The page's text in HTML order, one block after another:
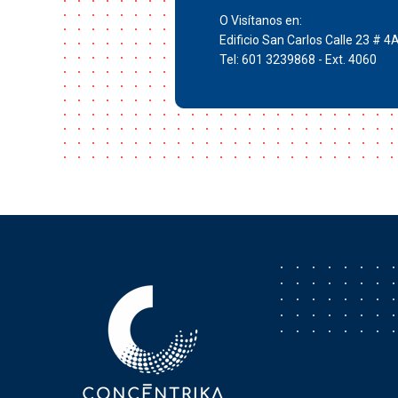
O Visítanos en:
Edificio San Carlos Calle 23 #
Tel: 601 3239868 - Ext. 4060